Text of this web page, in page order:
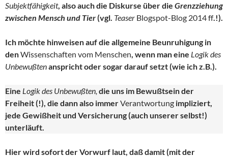
Subjektfähigkeit, also auch die Diskurse über die Grenzziehung
zwischen Mensch und Tier(vgl. Teaser Blogspot-Blog 2014 ff.!).
Ich möchte hinweisen auf die allgemeine Beunruhigung in
denWissenschaften vom Menschen, wenn man eine Logik des
Unbewußtenanspricht oder sogar darauf setzt (wie ich z.B.).
Eine Logik des Unbewußten, die uns im Bewußtsein der
Freiheit (!), die dann also immerVerantwortung impliziert,
jede Gewißheit und Versicherung (auch unserer selbst!)
unterläuft.
Hier wird sofort der Vorwurf laut, daß damit (mit der